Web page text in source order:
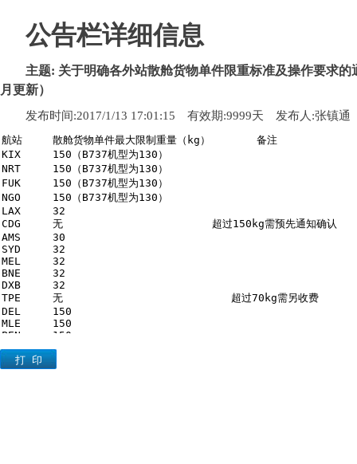
公告栏详细信息
主题: 关于明确各外站散舱货物单件限重标准及操作要求的
月更新）
发布时间:2017/1/13 17:01:15 有效期:9999天 发布人:张镇通